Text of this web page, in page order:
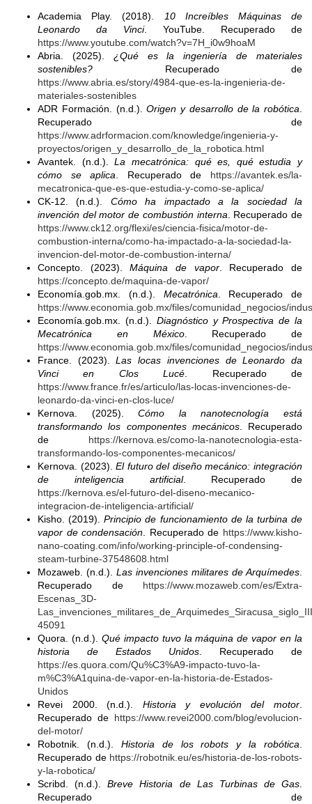
Academia Play. (2018). 10 Increíbles Máquinas de
Leonardo da Vinci. YouTube. Recuperado de
https://www.youtube.com/watch?v=7H_i0w9hoaM
Abria. (2025). ¿Qué es la ingeniería de materiales
sostenibles? Recuperado de
https://www.abria.es/story/4984-que-es-la-ingenieria-de-
materiales-sostenibles
ADR Formación. (n.d.).Origen y desarrollo de la robótica.
Recuperado de
https://www.adrformacion.com/knowledge/ingenieria-y-
proyectos/origen_y_desarrollo_de_la_robotica.html
Avantek. (n.d.).La mecatrónica: qué es, qué estudia y
cómo se aplica. Recuperado de https://avantek.es/la-
mecatronica-que-es-que-estudia-y-como-se-aplica/
CK-12. (n.d.). Cómo ha impactado a la sociedad la
invención del motor de combustión interna. Recuperado de
https://www.ck12.org/flexi/es/ciencia-fisica/motor-de-
combustion-interna/como-ha-impactado-a-la-sociedad-la-
invencion-del-motor-de-combustion-interna/
Concepto. (2023).Máquina de vapor. Recuperado de
https://concepto.de/maquina-de-vapor/
Economía.gob.mx. (n.d.). Mecatrónica. Recuperado de
https://www.economia.gob.mx/files/comunidad_negocios/
Economía.gob.mx. (n.d.). Diagnóstico y Prospectiva de la
Mecatrónica en México. Recuperado de
https://www.economia.gob.mx/files/comunidad_negocios/
France. (2023).Las locas invenciones de Leonardo da
Vinci en Clos Lucé. Recuperado de
https://www.france.fr/es/articulo/las-locas-invenciones-de-
leonardo-da-vinci-en-clos-luce/
Kernova. (2025).Cómo la nanotecnología está
transformando los componentes mecánicos. Recuperado
de https://kernova.es/como-la-nanotecnologia-esta-
transformando-los-componentes-mecanicos/
Kernova. (2023).El futuro del diseño mecánico: integración
de inteligencia artificial. Recuperado de
https://kernova.es/el-futuro-del-diseno-mecanico-
integracion-de-inteligencia-artificial/
Kisho. (2019).Principio de funcionamiento de la turbina de
vapor de condensación. Recuperado de https://www.kisho-
nano-coating.com/info/working-principle-of-condensing-
steam-turbine-37548608.html
Mozaweb. (n.d.). Las invenciones militares de Arquímedes.
Recuperado de https://www.mozaweb.com/es/Extra-
Escenas_3D-
45091
Quora. (n.d.). Qué impacto tuvo la máquina de vapor en la
historia de Estados Unidos. Recuperado de
https://es.quora.com/Qu%C3%A9-impacto-tuvo-la-
m%C3%A1quina-de-vapor-en-la-historia-de-Estados-
Unidos
Revei 2000. (n.d.). Historia y evolución del motor.
Recuperado de https://www.revei2000.com/blog/evolucion-
del-motor/
Robotnik. (n.d.). Historia de los robots y la robótica.
Recuperado de https://robotnik.eu/es/historia-de-los-robots-
y-la-robotica/
Scribd. (n.d.).Breve Historia de Las Turbinas de Gas.
Recuperado de